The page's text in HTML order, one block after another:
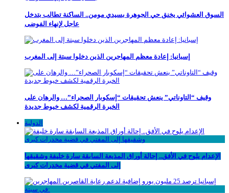
السوق العشوائي يخنق حي الجوهرة بسيدي مومن.. الساكنة تطالب بتدخل
عاجل لإنهاء الفوضى
إسبانيا: إعادة معظم المهاجرين الذين دخلوا سبتة إلى المغرب
وقيف “التاوناتي” ينعش تحقيقات “إسكوبار الصحراء”… والرهان على
الخبرة الرقمية لكشف خيوط جديدة
الدولية
الإعدام يلوح في الأفق.. إحالة أوراق المذيعة السابقة سارة خليفة وشقيقها
إلى المفتي في قضية مخدرات كبرى